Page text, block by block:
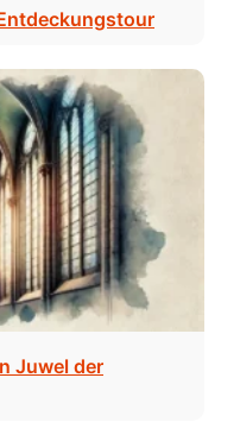
Juwel der